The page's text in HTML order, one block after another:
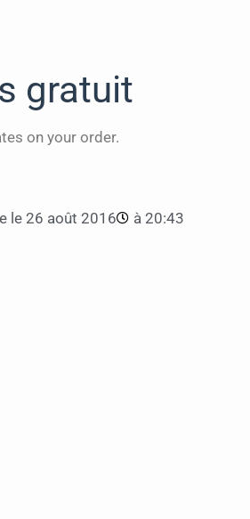
gratuit
on your order.
le26 août 2016 à 20:43